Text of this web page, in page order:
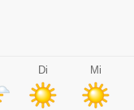
Di Mi